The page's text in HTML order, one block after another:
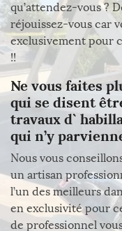
qu’attendez-vous ?
réjouissez-vous car
exclusivement pour
!!
Ne vous faites
qui se disent
travaux d`
qui n’y
Nous vous
un artisan
l’un des meilleurs
en exclusivité pour
de professionnel